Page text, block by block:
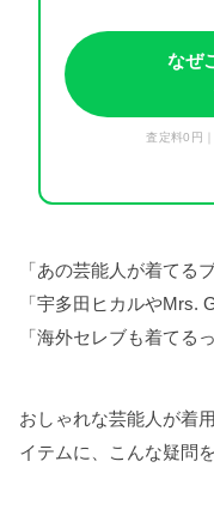
なぜ
査定料0円
「あの芸能人が着てる
「宇多田ヒカルやMrs.
「海外セレブも着てる
おしゃれな芸能人が着
イテムに、こんな疑問